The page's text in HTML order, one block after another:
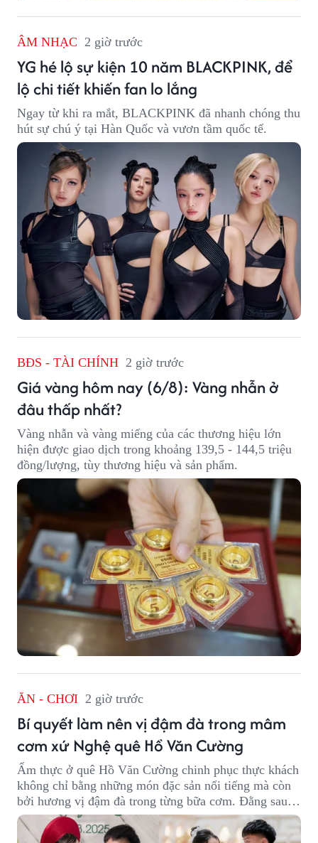
ÂM NHẠC 2 giờ trước
YG hé lộ sự kiện 10 năm BLACKPINK, để
lộ chi tiết khiến fan lo lắng
Ngay từ khi ra mắt, BLACKPINK đã nhanh chóng thu
hút sự chú ý tại Hàn Quốc và vươn tầm quốc tế.
BĐS - TÀI CHÍNH 2 giờ trước
Giá vàng hôm nay (6/8): Vàng nhẫn ở
đâu thấp nhất?
Vàng nhẫn và vàng miếng của các thương hiệu lớn
hiện được giao dịch trong khoảng 139,5 - 144,5 triệu
đồng/lượng, tùy thương hiệu và sản phẩm.
ĂN - CHƠI 2 giờ trước
Bí quyết làm nên vị đậm đà trong mâm
cơm xứ Nghệ quê Hồ Văn Cường
Ẩm thực ở quê Hồ Văn Cường chinh phục thực khách
không chỉ bằng những món đặc sản nổi tiếng mà còn
bởi hương vị đậm đà trong từng bữa cơm. Đằng sau
nét giản dị ấy là những bí quyết được người dân gìn
giữ qua nhiều thế hệ.